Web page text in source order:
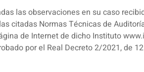
las observaciones en su caso
citadas Normas Técnicas de
de Internet de dicho Instituto
por el Real Decreto 2/2021, de